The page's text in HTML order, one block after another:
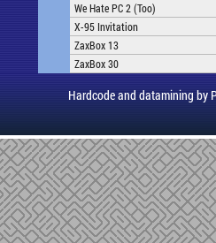
We Hate PC 2 (Too)
X-95 Invitation
ZaxBox 13
ZaxBox 30
Hardcode and datamining by